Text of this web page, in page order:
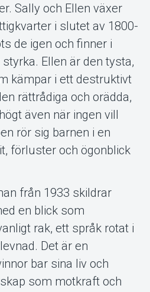
Sally och Ellen växer
i slutet av 1800-
de igen och finner i
Ellen är den tysta,
kämpar i ett destruktivt
rättrådiga och orädda,
även när ingen vill
rör sig barnen i en
förluster och ögonblick
från 1933 skildrar
en blick som
rak, ett språk rotat i
Det är en
bar sina liv och
som motkraft och